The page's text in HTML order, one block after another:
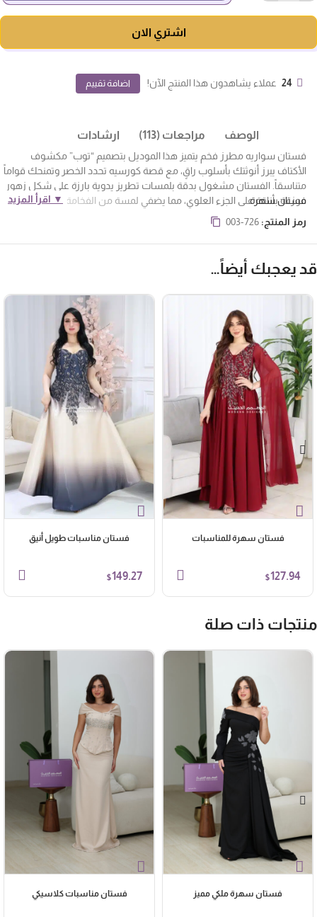
اشتري الان
24 عملاء يشاهدون هذا المنتج الآن! اضافة تقييم
الوصف مراجعات (113) ارشادات
فستان سواريه مطرز فخم يتميز هذا الموديل بتصميم “توب” مكشوف
الأكتاف يبرز أنوثتك بأسلوب راقٍ، مع قصة كورسيه تحدد الخصر وتمنحك قواماً
متناسقاً. الفستان مشغول بدقة بلمسات تطريز يدوية بارزة على شكل زهور
موزعة بأناقة على الجزء العلوي، مما يضفي لمسة من الفخامة والعمق على
التصميم من براند المصمم الحديث تنساب التنورة الطويلة بقصة “ميرميد”
الشهيرة التي تعطي طولاً ورشاقة، لتجعل حضورك ملفتاً في حفلات الزفاف
والمناسبات الكبرى. حرصنا في هذا التصميم على دمج الخامات الراقية مع
التفاصيل العصرية لضمان راحة تامة وثقة لا تضاهى. إذا كنتِ تبحثين عن
فساتين مناسبات تجمع بين الحداثة والكلاسيكية، فإن هذا الفستان هو
فستان سهرة
▼ اقرأ المزيد
رمز المنتج:003-726
يعجبك أيضاً…
فستان سهرة للمناسبات
$127.94
فستان مناسبات طويل أنيق
$149.27
ذات صلة
فستان سهرة ملكي مميز فستان مناسبات كلاسيكي